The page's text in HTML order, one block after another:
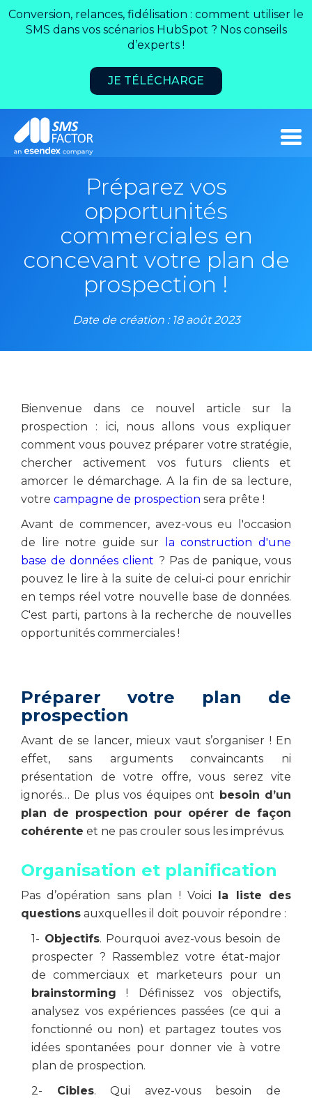
Conversion, relances, fidélisation : comment utiliser le
SMS dans vos scénarios HubSpot ? Nos conseils
d’experts !
JE TÉLÉCHARGE
Préparez vos
opportunités
commerciales en
concevant votre plan de
prospection !
Date de création : 18 août 2023
Bienvenue dans ce nouvel article sur la
prospection : ici, nous allons vous expliquer
comment vous pouvez préparer votre stratégie,
chercher activement vos futurs clients et
amorcer le démarchage. A la fin de sa lecture,
votre campagne de prospection sera prête !
Avant de commencer, avez-vous eu l'occasion
de lire notre guide sur
la construction d'une
base de données client ? Pas de panique, vous
pouvez le lire à la suite de celui-ci pour enrichir
en temps réel votre nouvelle base de données.
C'est parti, partons à la recherche de nouvelles
opportunités commerciales !
Préparer votre plan de
prospection
Avant de se lancer, mieux vaut s’organiser ! En
effet, sans arguments convaincants ni
présentation de votre offre, vous serez vite
ignorés… De plus vos équipes ont besoin d’un
plan de prospection pour opérer de façon
cohérente et ne pas crouler sous les imprévus.
Organisation et planification
Pas d’opération sans plan ! Voici la liste des
questions auxquelles il doit pouvoir répondre :
1- Objectifs. Pourquoi avez-vous besoin de
prospecter ? Rassemblez votre état-major
de commerciaux et marketeurs pour un
brainstorming ! Définissez vos objectifs,
analysez vos expériences passées (ce qui a
fonctionné ou non) et partagez toutes vos
idées spontanées pour donner vie à votre
plan de prospection.
2- Cibles. Qui avez-vous besoin de